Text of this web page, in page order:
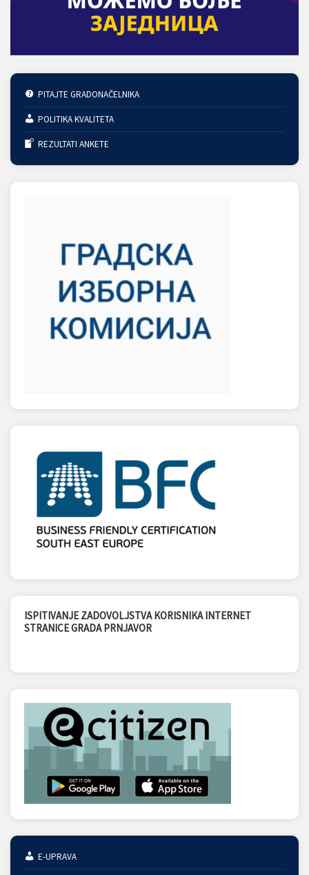
PITAJTE GRADONAČELNIKA
POLITIKA KVALITETA
REZULTATI ANKETE
ISPITIVANJE ZADOVOLJSTVA KORISNIKA INTERNET
STRANICE GRADA PRNJAVOR
E-UPRAVA